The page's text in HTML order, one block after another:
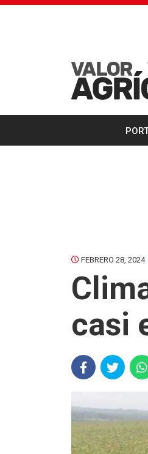
FEBRERO 28, 2024
casi